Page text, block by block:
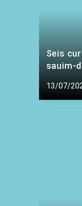
Seis
sauim-
13/07/